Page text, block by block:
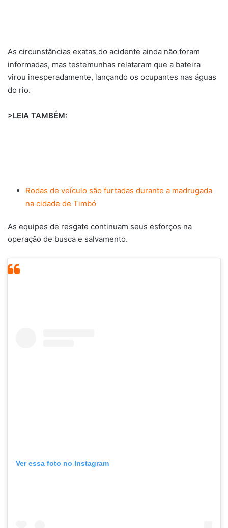
As circunstâncias exatas do acidente ainda não foram
informadas, mas testemunhas relataram que a bateira
virou inesperadamente, lançando os ocupantes nas águas
do rio.
>LEIA TAMBÉM:
Rodas de veículo são furtadas durante a madrugada
na cidade de Timbó
As equipes de resgate continuam seus esforços na
operação de busca e salvamento.
Ver essa foto no Instagram